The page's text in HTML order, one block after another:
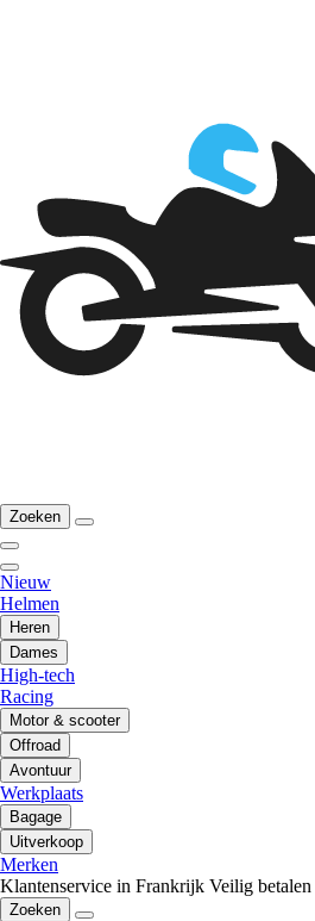
Zoeken
Nieuw
Helmen
Heren
Dames
High-tech
Racing
Motor & scooter
Offroad
Avontuur
Werkplaats
Bagage
Uitverkoop
Merken
Klantenservice in Frankrijk Veilig betalen
Zoeken